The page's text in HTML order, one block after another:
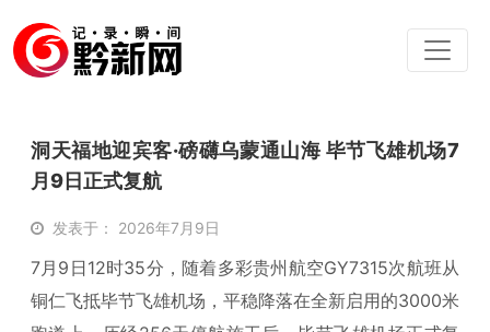
洞天福地迎宾客·磅礴乌蒙通山海 毕节飞雄机场7
月9日正式复航
发表于： 2026年7月9日
7月9日12时35分，随着多彩贵州航空GY7315次航班从
铜仁飞抵毕节飞雄机场，平稳降落在全新启用的3000米